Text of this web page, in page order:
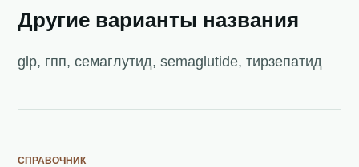
Другие варианты названия
glp, гпп, семаглутид, semaglutide, тирзепатид
СПРАВОЧНИК